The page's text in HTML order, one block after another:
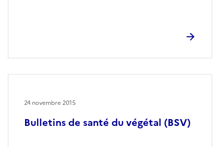
Bulletins de santé du végétal (BSV)
24 novembre 2015